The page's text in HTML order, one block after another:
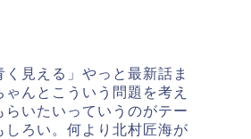
く見える」やっと最新話ま
ゃんとこういう問題を考え
らいたいっていうのがテー
しろい。何より北村匠海が